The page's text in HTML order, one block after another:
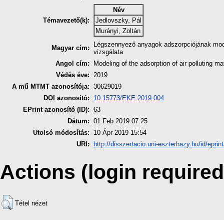
Témavezető(k):
Név
Jedlovszky, Pál
Murányi, Zoltán
Magyar cím:
Légszennyező anyagok adszorpciójának
vizsgálata
Angol cím:
Modeling of the adsorption of air polluting
Védés éve: 2019
A mű MTMT azonosítója: 30629019
DOI azonosító:
10.15773/EKE.2019.004
EPrint azonosító (ID): 63
Dátum: 01 Feb 2019 07:25
Utolsó módosítás:
10 Ápr 2019 15:54
URI:
http://disszertacio.uni-eszterhazy.hu/id/
Actions (login
Tétel nézet